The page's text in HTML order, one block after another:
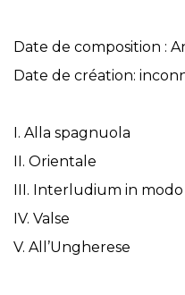
Date de composition :
Date de création:
I. Alla spagnuola
II. Orientale
III. Interludium in
IV. Valse
V. All’Ungherese